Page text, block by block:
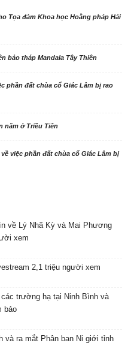
Tọa đàm Khoa học Hoằng pháp Hải
bảo tháp Mandala Tây Thiên
phần đất chùa cổ Giác Lâm bị rao
năm ở Triều Tiên
việc phần đất chùa cổ Giác Lâm bị
về Lý Nhã Kỳ và Mai Phương
xem
2,1 triệu người xem
trường hạ tại Ninh Bình và
bảo
và ra mắt Phân ban Ni giới tỉnh